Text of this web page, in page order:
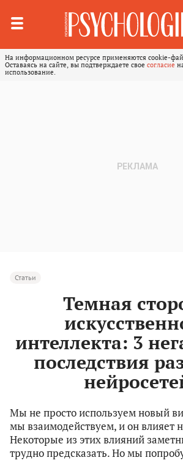
На информационном ресурсе применяются cookie-
Оставаясь на сайте, вы подтверждаете свое согласие
использование.
Статьи
Темная
интеллекта: 3
последствия
Мы не просто используем новый
мы взаимодействуем, и он влияет
Некоторые из этих влияний
трудно предсказать. Но мы